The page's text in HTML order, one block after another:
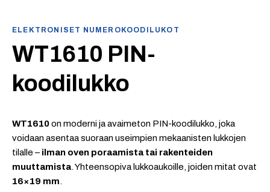
ELEKTRONISET NUMEROKOODILUKOT
WT1610 PIN-
koodilukko
WT1610on moderni ja avaimeton PIN-koodilukko, joka
voidaan asentaa suoraan useimpien mekaanisten lukkojen
tilalle – ilman oven poraamista tai rakenteiden
muuttamista. Yhteensopiva lukkoaukoille, joiden mitat ovat
16×19 mm.